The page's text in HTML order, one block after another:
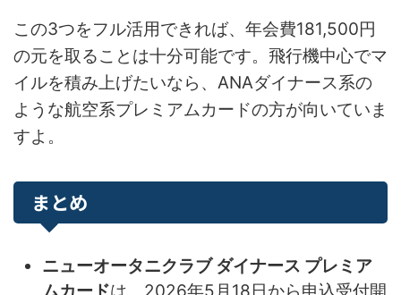
この3つをフル活用できれば、年会費181,500円
の元を取ることは十分可能です。飛行機中心でマ
イルを積み上げたいなら、ANAダイナース系の
ような航空系プレミアムカードの方が向いていま
すよ。
まとめ
ニューオータニクラブ ダイナース プレミア